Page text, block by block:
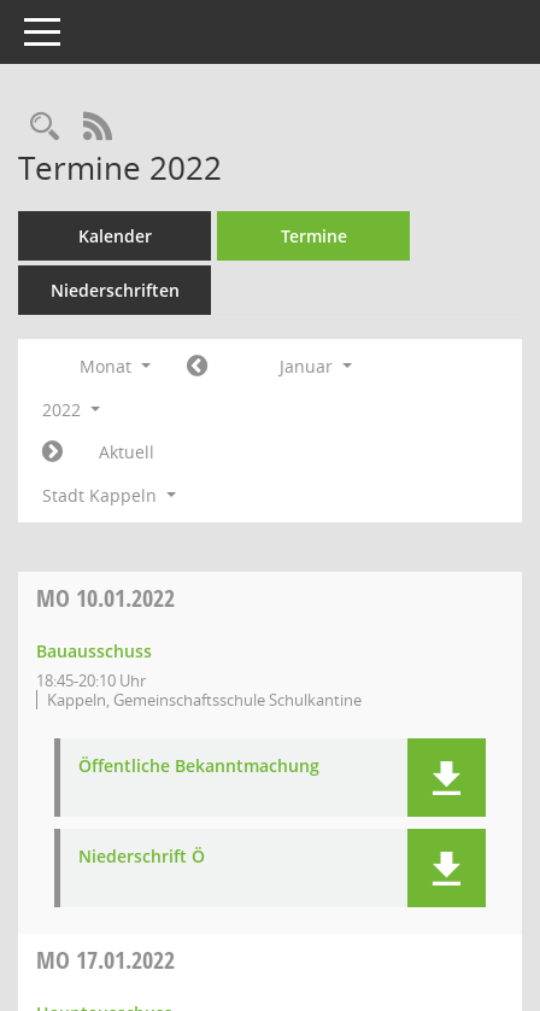
Toggle navigation
Rechercheauswahl
RSS-Feed
Termine 2022
Kalender Termine
Niederschriften
Monat
Januar
2022
Aktuell
Stadt Kappeln
MO 10.01.2022
Bauausschuss
18:45-20:10 Uhr
Kappeln, Gemeinschaftsschule Schulkantine
Öffentliche Bekanntmachung
Niederschrift Ö
MO 17.01.2022